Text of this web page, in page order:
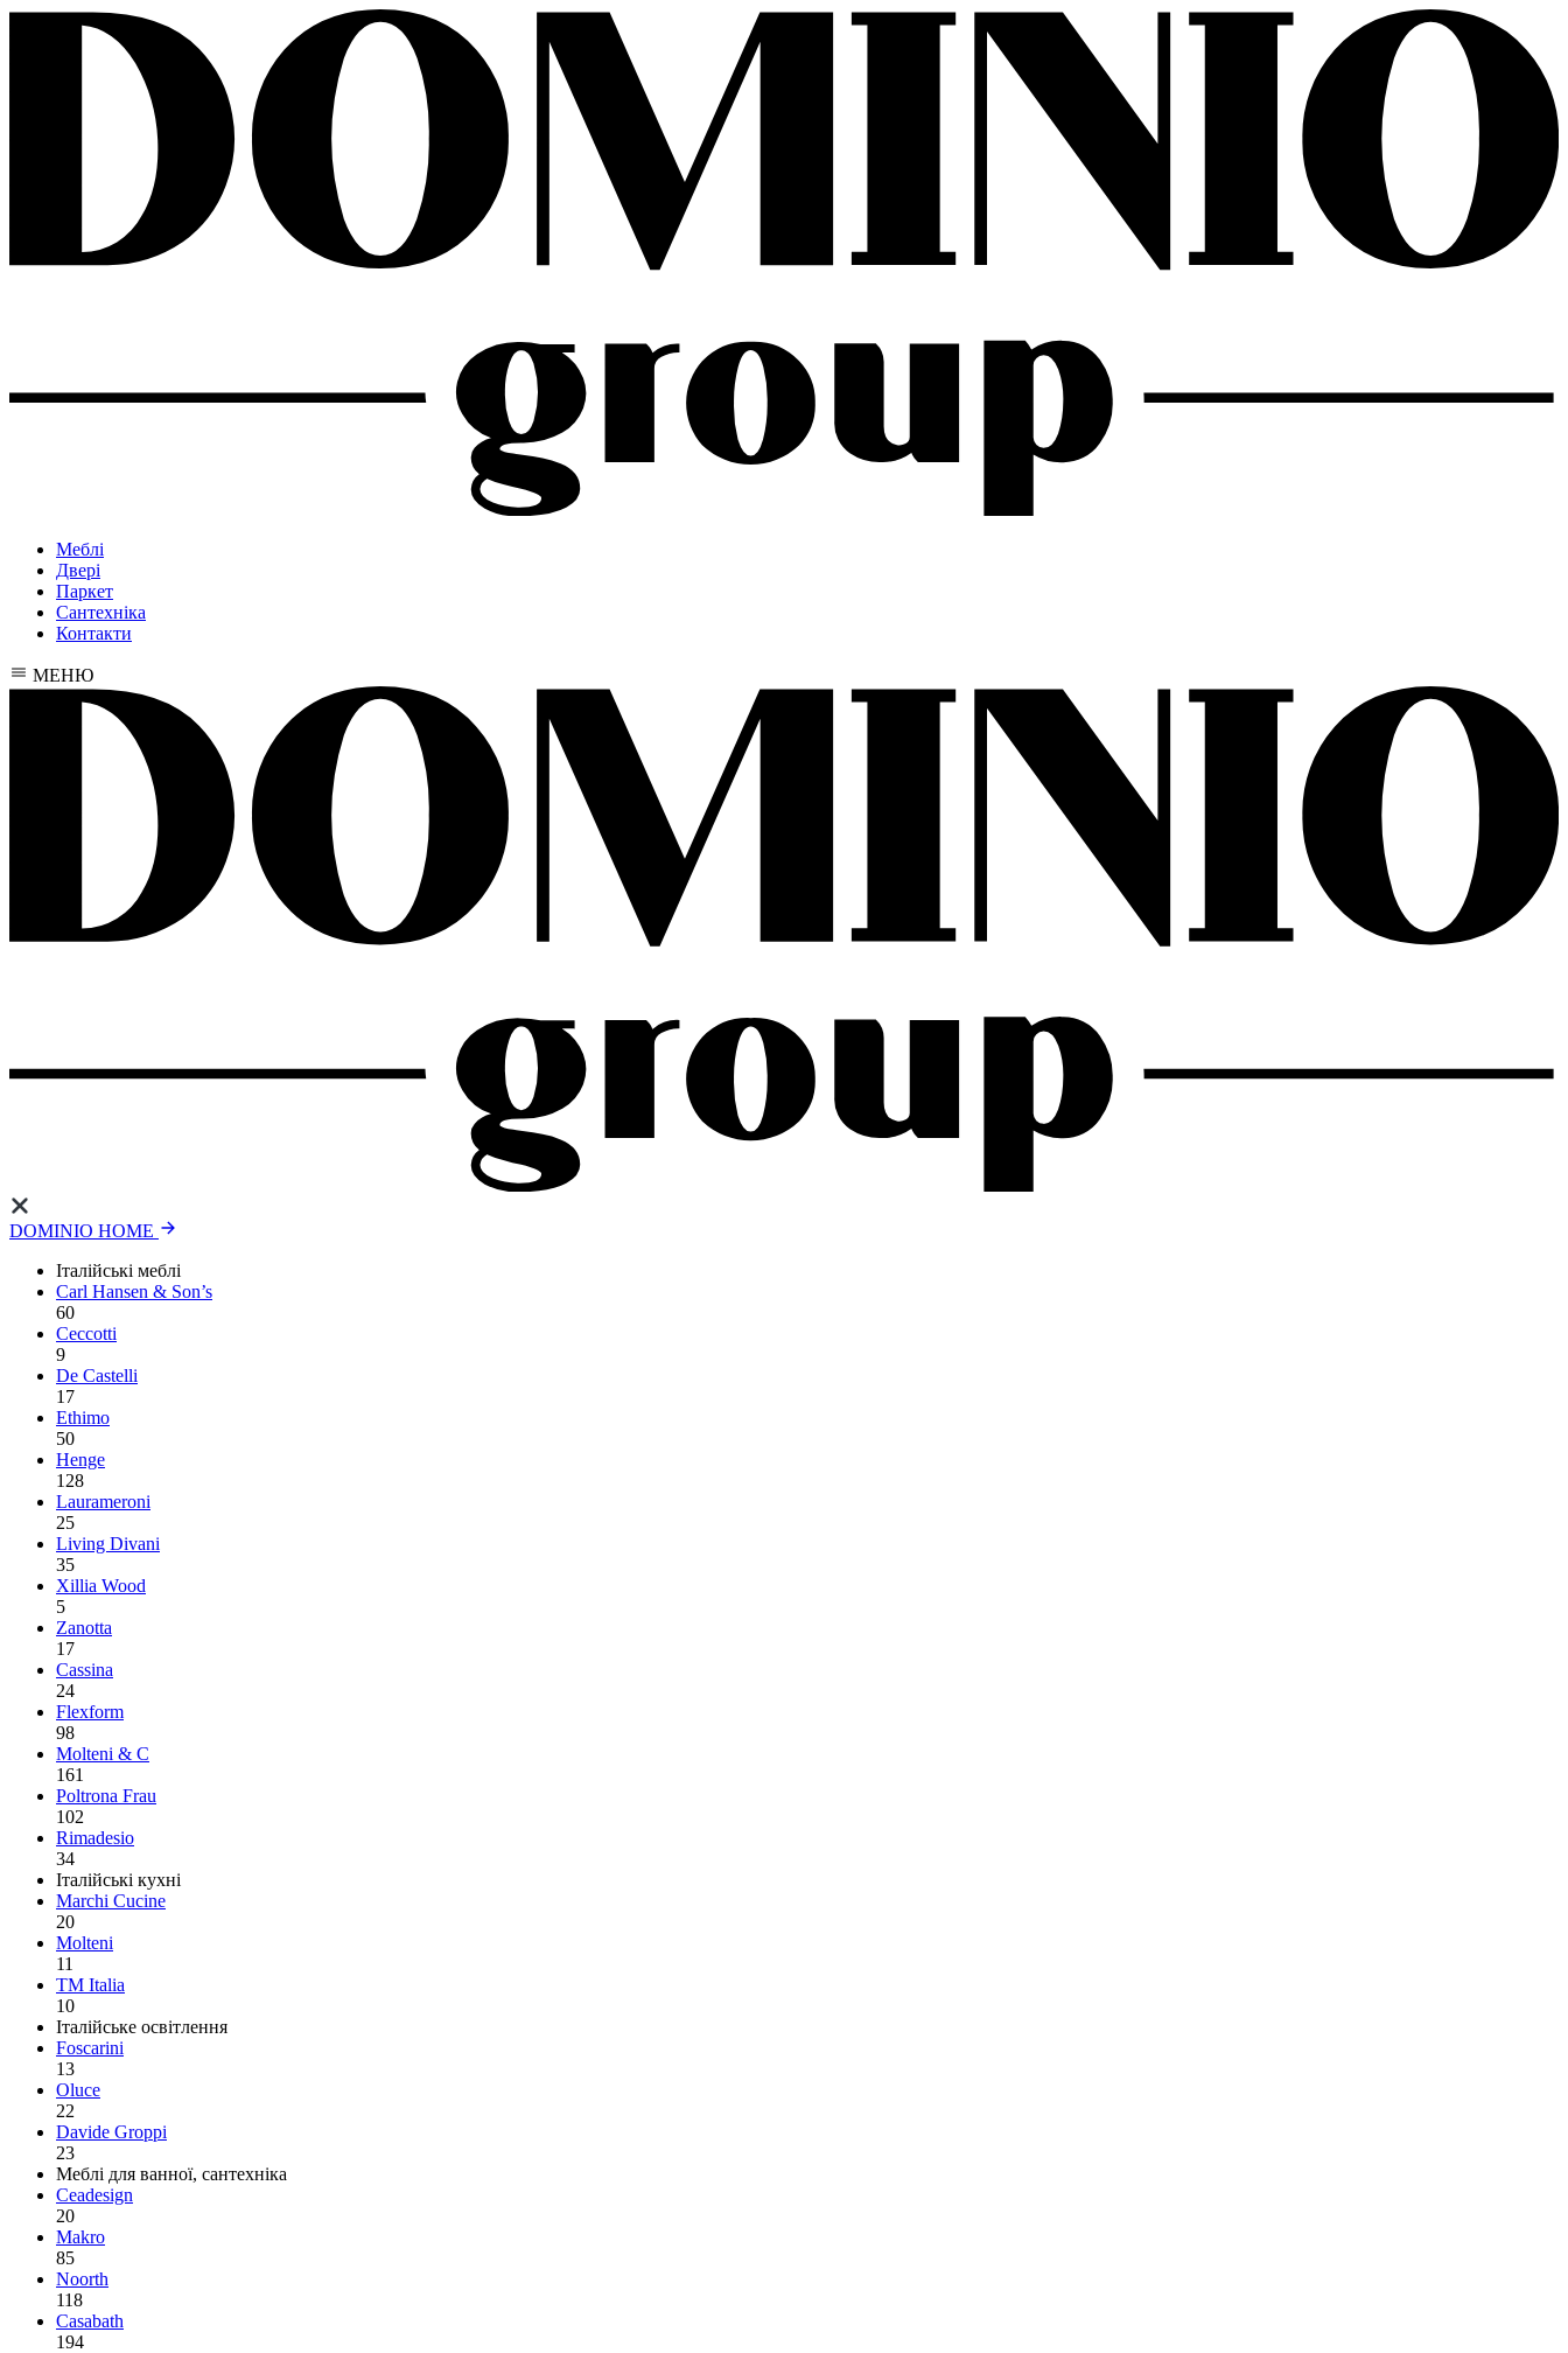
Меблі
Двері
Паркет
Сантехніка
Контакти
МЕНЮ
DOMINIO HOME
Італійські меблі
Carl Hansen & Son’s
60
Ceccotti
9
De Castelli
17
Ethimo
50
Henge
128
Laurameroni
25
Living Divani
35
Xillia Wood
5
Zanotta
17
Cassina
24
Flexform
98
Molteni & C
161
Poltrona Frau
102
Rimadesio
34
Італійські кухні
Marchi Cucine
20
Molteni
11
TM Italia
10
Італійське освітлення
Foscarini
13
Oluce
22
Davide Groppi
23
Меблі для ванної, сантехніка
Ceadesign
20
Makro
85
Noorth
118
Сasabath
194